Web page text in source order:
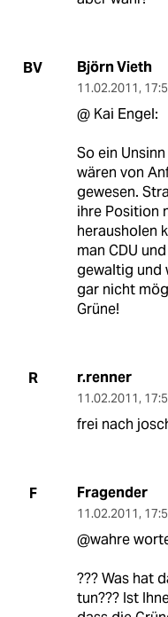
BV Björn Vieth
11.02.2011,
@ Kai Engel:
So ein
wären von
gewesen.
ihre Position
herausholen
man CDU
gewaltig und
gar nicht
Grüne!
R r.renner
11.02.2011,
frei nach
F Fragender
11.02.2011,
@wahre
??? Was hat
tun??? Ist